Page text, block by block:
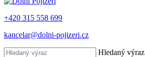
+420 315 558 699
kancelar@dolni-pojizeri.cz
Hledaný výraz